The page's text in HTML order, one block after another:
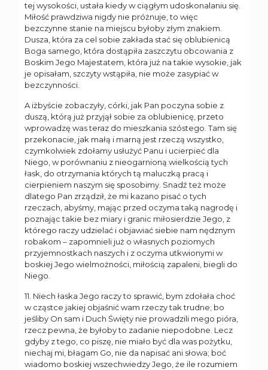
tej wysokości, ustała kiedy w ciągłym udoskonalaniu się.
Miłość prawdziwa nigdy nie próżnuje, to więc
bezczynne stanie na miejscu byłoby złym znakiem.
Dusza, która za cel sobie zakłada stać się oblubienicą
Boga samego, która dostąpiła zaszczytu obcowania z
Boskim Jego Majestatem, która już na takie wysokie, jak
je opisałam, szczyty wstąpiła, nie może zasypiać w
bezczynności.
A iżbyście zobaczyły, córki, jak Pan poczyna sobie z
duszą, którą już przyjął sobie za oblubienicę, przeto
wprowadzę was teraz do mieszkania szóstego. Tam się
przekonacie, jak małą i marną jest rzeczą wszystko,
czymkolwiek zdołamy usłużyć Panu i ucierpieć dla
Niego, w porównaniu z nieogarnioną wielkością tych
łask, do otrzymania których tą maluczką pracą i
cierpieniem naszym się sposobimy. Snadź też może
dlatego Pan zrządził, że mi kazano pisać o tych
rzeczach, abyśmy, mając przed oczyma taką nagrodę i
poznając takie bez miary i granic miłosierdzie Jego, z
którego raczy udzielać i objawiać siebie nam nędznym
robakom – zapomnieli już o własnych poziomych
przyjemnostkach naszych i z oczyma utkwionymi w
boskiej Jego wielmożności, miłością zapaleni, biegli do
Niego.
11. Niech łaska Jego raczy to sprawić, bym zdołała choć
w cząstce jakiej objaśnić wam rzeczy tak trudne; bo
jeśliby On sam i Duch Święty nie prowadzili mego pióra,
rzecz pewna, że byłoby to zadanie niepodobne. Lecz
gdyby z tego, co piszę, nie miało być dla was pożytku,
niechaj mi, błagam Go, nie da napisać ani słowa; boć
wiadomo boskiej wszechwiedzy Jego, że ile rozumiem